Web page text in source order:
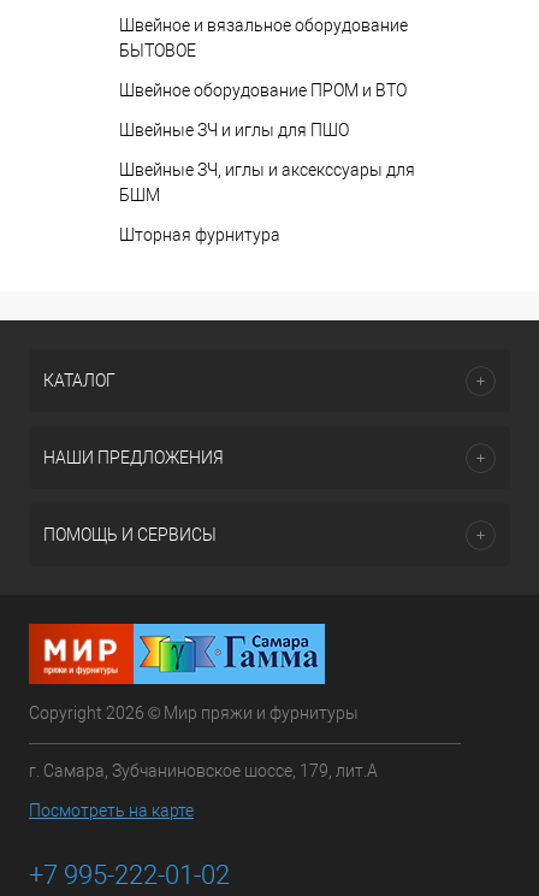
Швейное и вязальное оборудование
БЫТОВОЕ
Швейное оборудование ПРОМ и ВТО
Швейные ЗЧ и иглы для ПШО
Швейные ЗЧ, иглы и аксекссуары для
БШМ
Шторная фурнитура
КАТАЛОГ
НАШИ ПРЕДЛОЖЕНИЯ
ПОМОЩЬ И СЕРВИСЫ
Copyright 2026 © Мир пряжи и фурнитуры
г. Самара, Зубчаниновское шоссе, 179, лит.А
Посмотреть на карте
+7 995-222-01-02